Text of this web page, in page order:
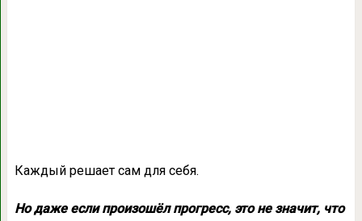
Каждый решает сам для себя.
Но даже если произошёл прогресс, это не значит, что